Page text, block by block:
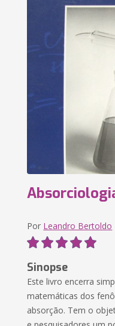
Por Leandro Bertoldo
Sinopse
Este livro encerra
matemáticas dos
absorção. Tem o